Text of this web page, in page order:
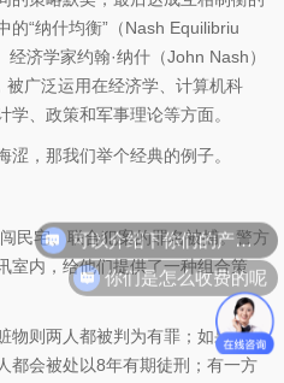
的“纳什均衡”（Nash Equilibriu
济学家约翰·纳什（John Nash）
被广泛运用在经济学、计算机科
、政策和军事理论等方面。
涩，那我们举个经典的例子。
民宅、联合犯案的罪名被捕。警方
室内，给他们提供了一种组合策
物则两人都被判为有罪；如果两方
都会被处以8年有期徒刑；有一方
你们是怎么收费的呢